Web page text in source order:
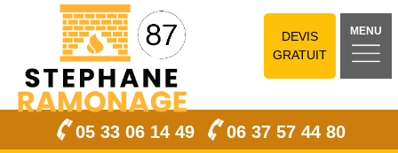
DEVIS
GRATUIT
MENU
05 33 06 14 49 06 37 57 44 80